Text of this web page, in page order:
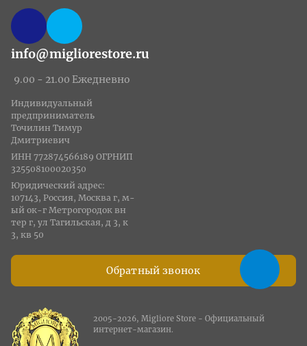
info@migliorestore.ru
9.00 - 21.00 Ежедневно
Обратный звонок
Индивидуальный
предприниматель
Точилин Тимур
Дмитриевич
ИНН 772874566189 ОГРНИП
325508100020350
Юридический адрес:
107143, Россия, Москва г, м-
ый ок-г Метрогородок вн
тер г, ул Тагильская, д 3, к
3, кв 50
2005-2026, Migliore Store - Официальный
интернет-магазин.